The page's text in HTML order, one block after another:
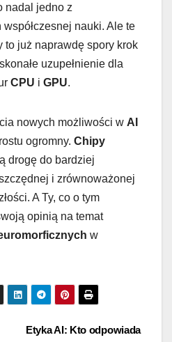
nadal jedno z
nauki. Ale te
to już naprawdę spory krok
uzupełnienie dla
CPU i GPU.
nowych możliwości w AI
ogromny. Chipy
drogę do bardziej
i zrównoważonej
A Ty, co o tym
opinią na temat
w
Etyka AI: Kto odpowiada